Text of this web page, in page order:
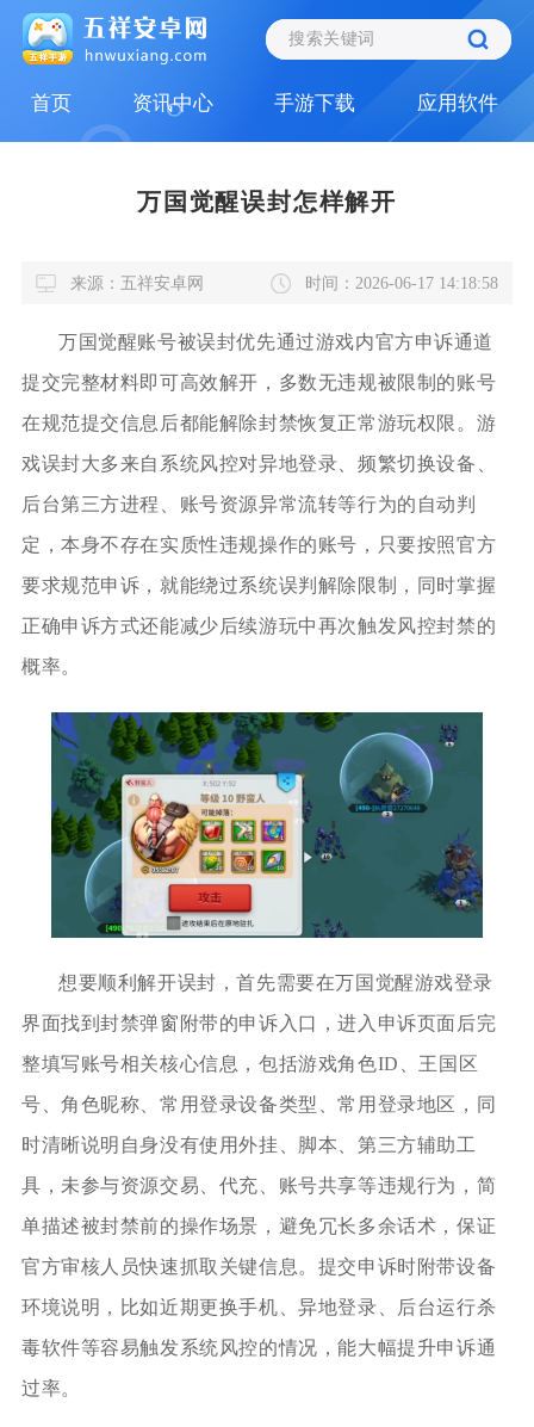
首页 资讯中心 手游下载 应用软件
万国觉醒误封怎样解开
来源：五祥安卓网 时间：2026-06-17 14:18:58
万国觉醒账号被误封优先通过游戏内官方申诉通道
提交完整材料即可高效解开，多数无违规被限制的账号
在规范提交信息后都能解除封禁恢复正常游玩权限。游
戏误封大多来自系统风控对异地登录、频繁切换设备、
后台第三方进程、账号资源异常流转等行为的自动判
定，本身不存在实质性违规操作的账号，只要按照官方
要求规范申诉，就能绕过系统误判解除限制，同时掌握
正确申诉方式还能减少后续游玩中再次触发风控封禁的
概率。
想要顺利解开误封，首先需要在万国觉醒游戏登录
界面找到封禁弹窗附带的申诉入口，进入申诉页面后完
整填写账号相关核心信息，包括游戏角色ID、王国区
号、角色昵称、常用登录设备类型、常用登录地区，同
时清晰说明自身没有使用外挂、脚本、第三方辅助工
具，未参与资源交易、代充、账号共享等违规行为，简
单描述被封禁前的操作场景，避免冗长多余话术，保证
官方审核人员快速抓取关键信息。提交申诉时附带设备
环境说明，比如近期更换手机、异地登录、后台运行杀
毒软件等容易触发系统风控的情况，能大幅提升申诉通
过率。